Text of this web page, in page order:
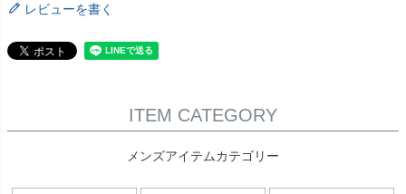
レビューを書く
ITEM CATEGORY
メンズアイテムカテゴリー